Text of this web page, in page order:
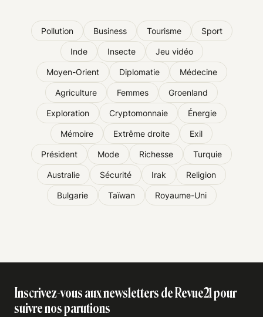
Pollution Business Tourisme Sport
Inde Insecte Jeu vidéo
Moyen-Orient Diplomatie Médecine
Agriculture Femmes Groenland
Exploration Cryptomonnaie Énergie
Mémoire Extrême droite Exil
Président Mode Richesse Turquie
Australie Sécurité Irak Religion
Bulgarie Taïwan Royaume-Uni
Inscrivez-vous aux newsletters de Revue21 pour
suivre nos parutions